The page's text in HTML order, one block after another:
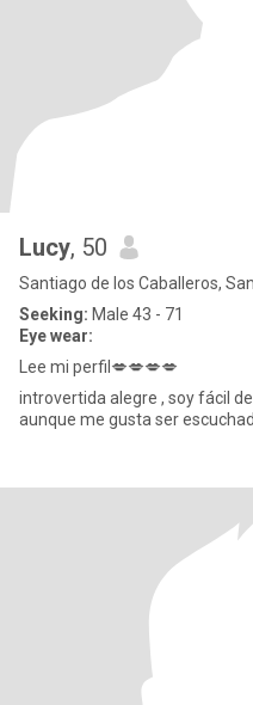
Lucy, 50
Santiago de los Caballeros,
Seeking: Male 43 - 71
Eye wear:
Lee mi perfil💋💋💋💋
introvertida alegre , soy fácil de tratar y muy de mi hogar 🏠 suave
aunque me gusta ser